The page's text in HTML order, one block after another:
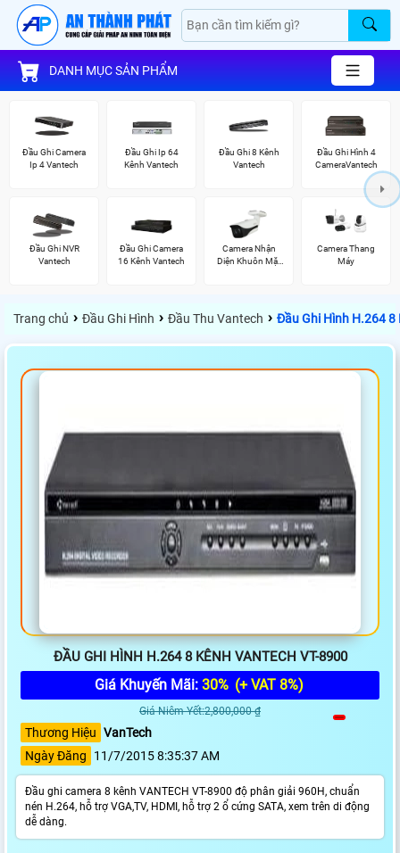
DANH MỤC SẢN PHẨM
Đầu Ghi Camera
Ip 4 Vantech
Đầu Ghi Ip 64
Kênh Vantech
Đầu Ghi 8 Kênh
Vantech
Đầu Ghi Hình 4
CameraVantech
Đầu Ghi NVR
Vantech
Đầu Ghi Camera
16 Kênh Vantech
Camera Nhận
Diện Khuôn Mặt
Camera Thang
Máy
Trang chủ › Đầu Ghi Hình › Đầu Thu Vantech › Đầu Ghi Hình H.264 8
ĐẦU GHI HÌNH H.264 8 KÊNH VANTECH VT-8900
Giá Khuyến Mãi: 30% (+ VAT 8%)
Giá Niêm Yết:2,800,000 ₫
Thương Hiệu VanTech
Ngày Đăng
11/7/2015 8:35:37 AM
Đầu ghi camera 8 kênh VANTECH VT-8900 độ phân giải 960H, chuẩn
nén H.264, hỗ trợ VGA,TV, HDMI, hỗ trợ 2 ổ cứng SATA, xem trên di động
dễ dàng.